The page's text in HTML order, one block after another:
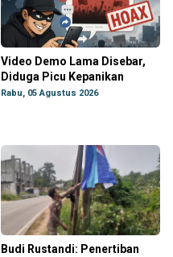
Video Demo Lama Disebar,
Diduga Picu Kepanikan
Rabu, 05 Agustus 2026
Budi Rustandi: Penertiban